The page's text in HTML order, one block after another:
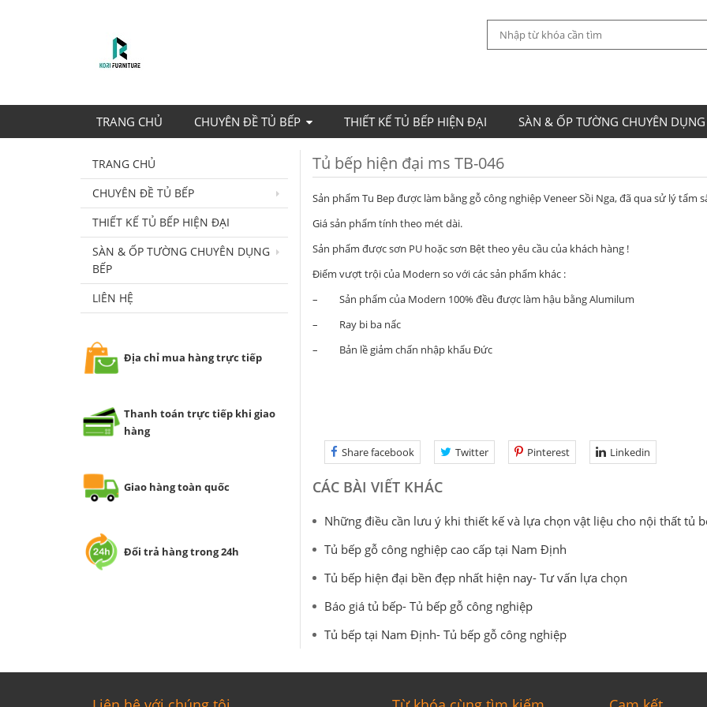
TRANG CHỦ CHUYÊN ĐỀ TỦ BẾP THIẾT KẾ TỦ BẾP HIỆN ĐẠI SÀN & ỐP TƯỜNG CHUYÊN
Tủ bếp hiện đại ms TB-046
Sản phẩm Tu Bep được làm bằng gỗ công nghiệp Veneer Sồi Nga, đã qua sử lý tẩm
Giá sản phẩm tính theo mét dài.
Sản phẩm được sơn PU hoặc sơn Bệt theo yêu cầu của khách hàng !
Điểm vượt trội của Modern so với các sản phẩm khác :
– Sản phẩm của Modern 100% đều được làm hậu bằng Alumilum
– Ray bi ba nấc
– Bản lề giảm chấn nhập khẩu Đức
Share facebook Twitter Pinterest Linkedin
CÁC BÀI VIẾT KHÁC
Những điều cần lưu ý khi thiết kế và lựa chọn vật liệu cho nội thất tủ
Tủ bếp gỗ công nghiệp cao cấp tại Nam Định
Tủ bếp hiện đại bền đẹp nhất hiện nay- Tư vấn lựa chọn
Báo giá tủ bếp- Tủ bếp gỗ công nghiệp
Tủ bếp tại Nam Định- Tủ bếp gỗ công nghiệp
TRANG CHỦ
CHUYÊN ĐỀ TỦ BẾP
THIẾT KẾ TỦ BẾP HIỆN ĐẠI
SÀN & ỐP TƯỜNG CHUYÊN DỤNG
BẾP
LIÊN HỆ
Địa chỉ mua hàng trực tiếp
Thanh toán trực tiếp khi giao
hàng
Giao hàng toàn quốc
Đổi trả hàng trong 24h